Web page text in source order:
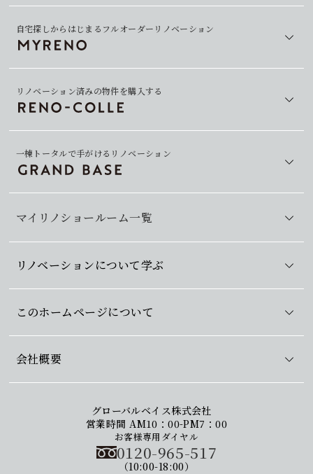
自宅探しからはじまるフルオーダーリノベーション
マイリノショールーム一覧
リノベーション済みの物件を購入する
一棟トータルで手がけるリノベーション
リノベーションについて学ぶ
このホームページについて
会社概要
グローバルベイス株式会社
営業時間 AM10：00-PM7：00
お客様専用ダイヤル
0120-965-517
（10:00-18:00）